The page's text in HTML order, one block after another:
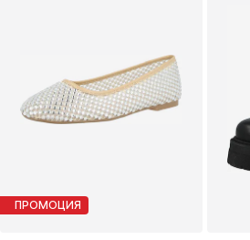
ПРОМОЦИЯ